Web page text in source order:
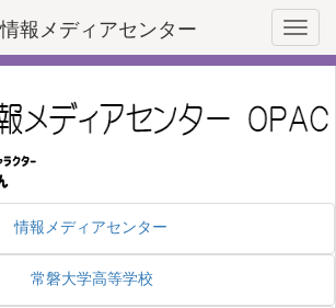
報メディアセンター
情報メディアセンター
常磐大学高等学校